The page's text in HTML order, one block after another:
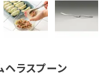
ヘラスプーン